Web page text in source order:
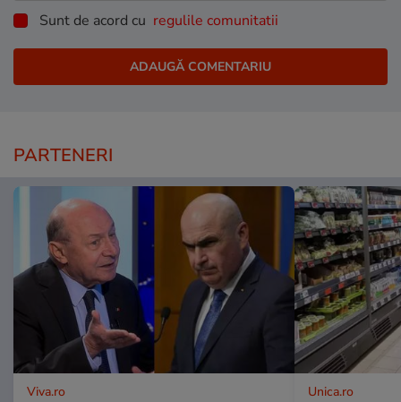
Sunt de acord cu regulile comunitatii
PARTENERI
Viva.ro Unica.ro